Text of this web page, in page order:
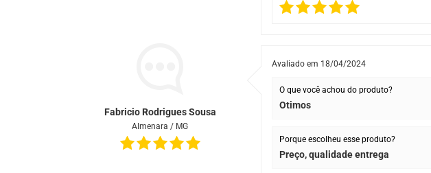
Fabricio Rodrigues Sousa
Almenara / MG
Avaliado em 18/04/2024
O que você achou do produto?
Otimos
Porque escolheu esse produto?
Preço, qualidade entrega